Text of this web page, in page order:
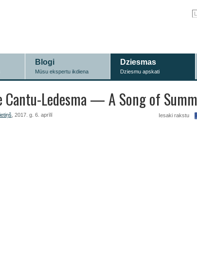
Blogi
Mūsu ekspertu ikdiena
Dziesmas
Dziesmu apskati
Cantu-Ledesma — A Song of
Iesaki rakstu
, 2017. g. 6. aprīlī